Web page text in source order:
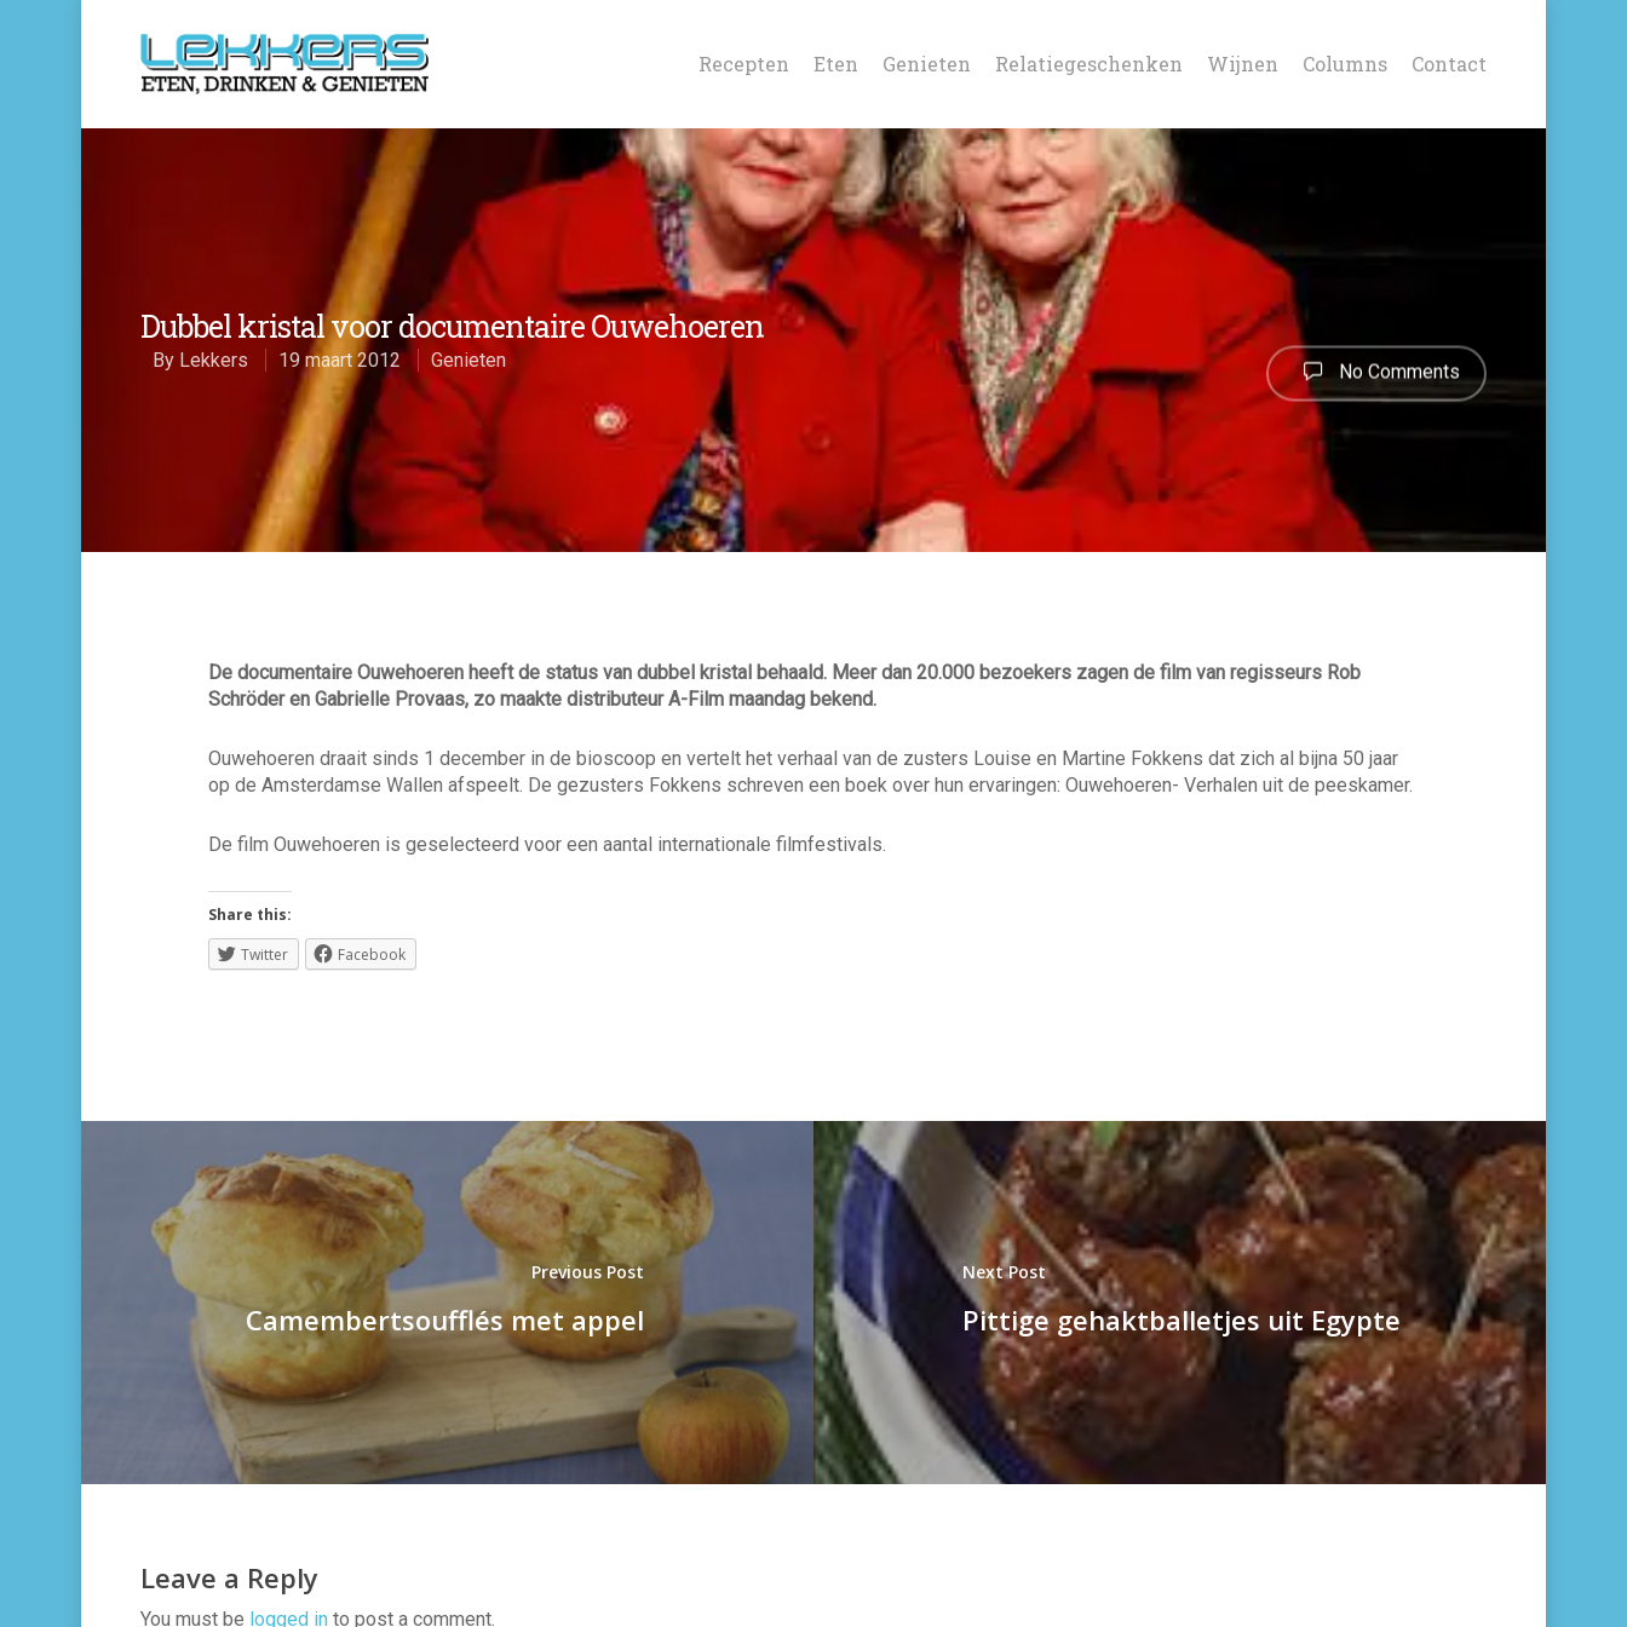
Recepten Eten Genieten Relatiegeschenken Wijnen Columns Contact
Dubbel kristal voor documentaire Ouwehoeren
By Lekkers 19 maart 2012 Genieten
No Comments
De documentaire Ouwehoeren heeft de status van dubbel kristal behaald. Meer dan 20.000 bezoekers zagen de film van regisseurs Rob
Schröder en Gabrielle Provaas, zo maakte distributeur A-Film maandag bekend.
Ouwehoeren draait sinds 1 december in de bioscoop en vertelt het verhaal van de zusters Louise en Martine Fokkens dat zich al bijna 50 jaar
op de Amsterdamse Wallen afspeelt. De gezusters Fokkens schreven een boek over hun ervaringen: Ouwehoeren- Verhalen uit de peeskamer.
De film Ouwehoeren is geselecteerd voor een aantal internationale filmfestivals.
Share this:
Twitter
Facebook
Previous Post
Camembertsoufflés met appel
Next Post
Pittige gehaktballetjes uit Egypte
Leave a Reply
You must be logged in to post a comment.